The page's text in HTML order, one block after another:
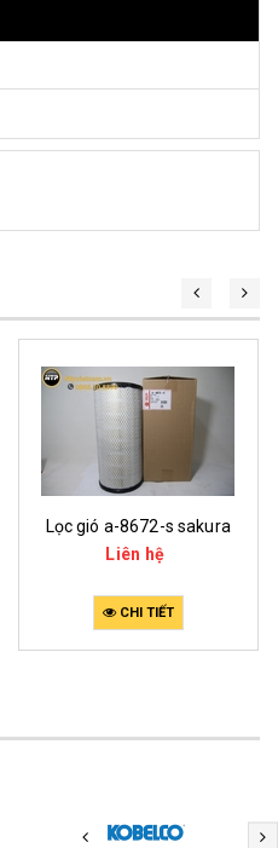
Lọc gió a-6113 sakura
CHI TIẾT